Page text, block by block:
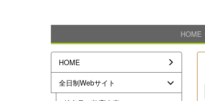
HOME
HOME
全日制Webサイト